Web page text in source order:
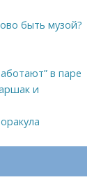
быть музой?
в паре
и